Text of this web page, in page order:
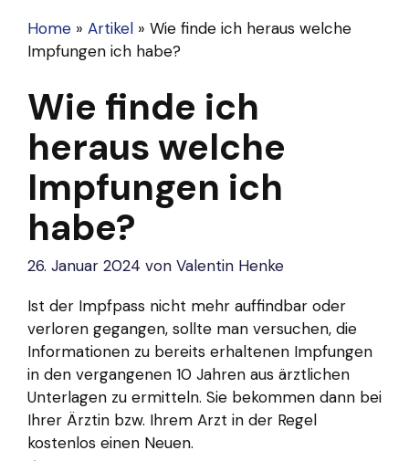
Home » Artikel » Wie finde ich heraus welche
Impfungen ich habe?
Wie finde ich
heraus welche
Impfungen ich
habe?
26. Januar 2024 von Valentin Henke
Ist der Impfpass nicht mehr auffindbar oder
verloren gegangen, sollte man versuchen, die
Informationen zu bereits erhaltenen Impfungen
in den vergangenen 10 Jahren aus ärztlichen
Unterlagen zu ermitteln. Sie bekommen dann bei
Ihrer Ärztin bzw. Ihrem Arzt in der Regel
kostenlos einen Neuen.